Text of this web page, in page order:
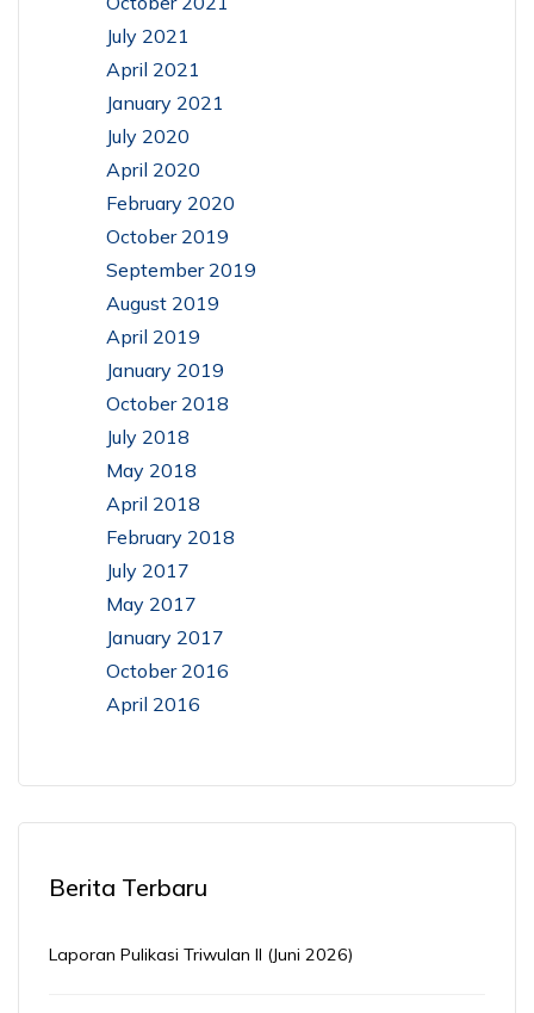
July 2021
April 2021
January 2021
July 2020
April 2020
February 2020
October 2019
September 2019
August 2019
April 2019
January 2019
October 2018
July 2018
May 2018
April 2018
February 2018
July 2017
May 2017
January 2017
October 2016
April 2016
Berita Terbaru
Laporan Pulikasi Triwulan II (Juni 2026)